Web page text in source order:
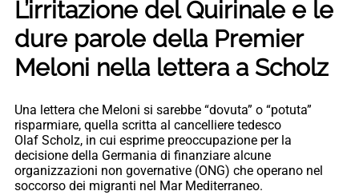
L’irritazione del Quirinale e le
dure parole della Premier
Meloni nella lettera a Scholz
Una lettera che Meloni si sarebbe “dovuta” o “potuta”
risparmiare, quella scritta al cancelliere tedesco
Olaf Scholz, in cui esprime preoccupazione per la
decisione della Germania di finanziare alcune
organizzazioni non governative (ONG) che operano nel
soccorso dei migranti nel Mar Mediterraneo.